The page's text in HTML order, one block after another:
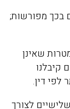
בכך מפורשות;
שאינן
דין.
לצורך